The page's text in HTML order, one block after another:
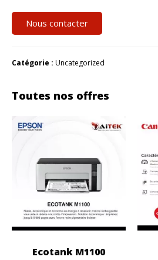
Nous contacter
Catégorie : Uncategorized
Toutes nos offres
Ecotank M1100